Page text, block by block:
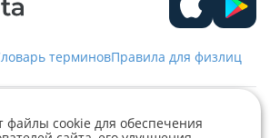
терминовПравила для физлиц
файлы cookie для обеспечения